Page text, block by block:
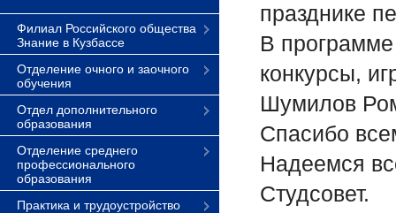
Филиал Российского общества
Знание в Кузбассе
Отделение очного и заочного
обучения
Отдел дополнительного
образования
Отделение среднего
профессионального
образования
Практика и трудоустройство
празднике
В
конкурсы,
Шумилов
Спасибо
Надеемся
Студсовет.